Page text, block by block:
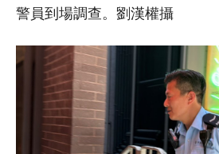
警員到場調查。劉漢權攝